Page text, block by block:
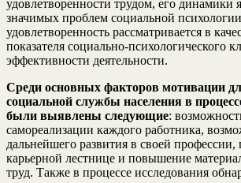
удовлетворенности трудом, его динамики
значимых проблем социальной
удовлетворенность рассматривается в
показателя социально-психологического
эффективности деятельности.
Среди основных факторов мотивации
социальной службы населения в
были выявлены следующие:
самореализации каждого работника,
дальнейшего развития в своей
карьерной лестнице и повышение
труд. Также в процессе исследования